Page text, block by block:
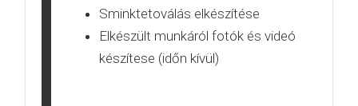
Sminktetoválás elkészítése
Elkészült munkáról fotók és videó
készítese (időn kívül)